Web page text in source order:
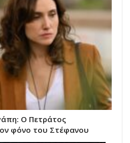
Ο Πετράτος
φόνο του Στέφανου